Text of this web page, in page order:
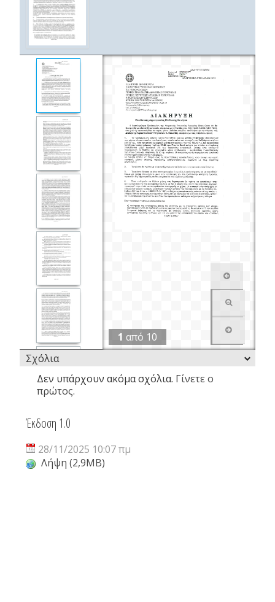
1 από 10
Σχόλια
Δεν υπάρχουν ακόμα σχόλια. Γίνετε ο
πρώτος.
Έκδοση 1.0
28/11/2025 10:07 πμ
Λήψη (2,9MB)